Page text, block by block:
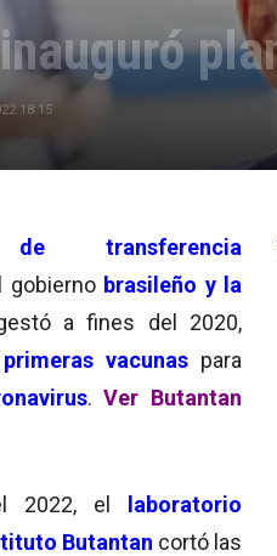
18:15
transferencia
gobierno brasileño y la
a fines del 2020,
primeras vacunas para
.Ver Butantan
2022, el laboratorio
Butantan cortó las